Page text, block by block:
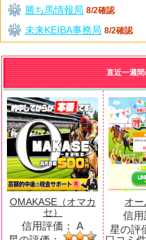
勝ち馬情報局 8/2確認
未来KEIBA事務局 8/2確認
直近一週
OMAKASE（オマカ
セ）
信用評価： A
オ
信用
星の評